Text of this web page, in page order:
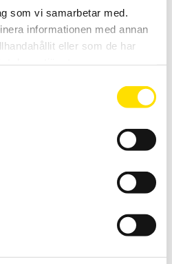
som vi samarbetar med.
informationen med annan
eller som de har
av andra spänningar än